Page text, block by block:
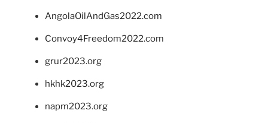
AngolaOilAndGas2022.com
Convoy4Freedom2022.com
grur2023.org
hkhk2023.org
napm2023.org